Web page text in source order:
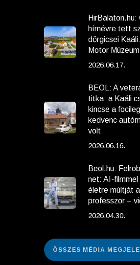
HirBalaton.hu:
hírnévre tett
dörgicsei Kaáli
Motor
2026.06.17.
BEOL: A
titka: a Kaáli
kincse a
kedvenc
volt
2026.06.16.
Beol.hu:
net: AI-
életre múltját
professzor –
2026.04.30.
ÖSSZES MÉDIA